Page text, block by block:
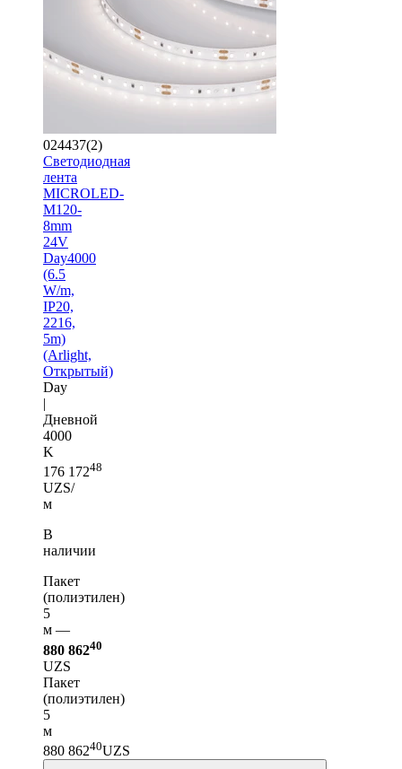
024437(2)
Светодиодная
лента
MICROLED-
M120-
8mm
24V
Day4000
(6.5
W/m,
IP20,
2216,
5m)
(Arlight,
Открытый)
Day
|
Дневной
4000
K
176 17248
UZS/
м
В
наличии
Пакет
(полиэтилен)
5
м —
880 86240
UZS
Пакет
(полиэтилен)
5
м
880 86240UZS